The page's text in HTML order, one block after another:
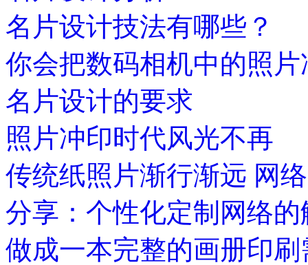
名片设计技法有哪些？
你会把数码相机中的照
名片设计的要求
照片冲印时代风光不再
传统纸照片渐行渐远 网
分享：个性化定制网络的
做成一本完整的画册印